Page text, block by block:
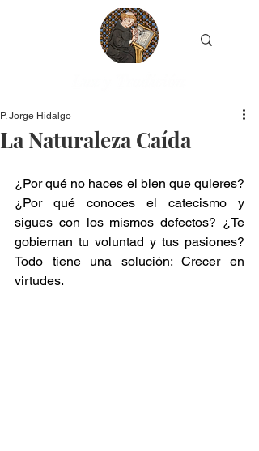
La Naturaleza Caída
P. Jorge Hidalgo
¿Por qué no haces el bien que quieres?
¿Por qué conoces el catecismo y
sigues con los mismos defectos? ¿Te
gobiernan tu voluntad y tus pasiones?
Todo tiene una solución: Crecer en
virtudes.